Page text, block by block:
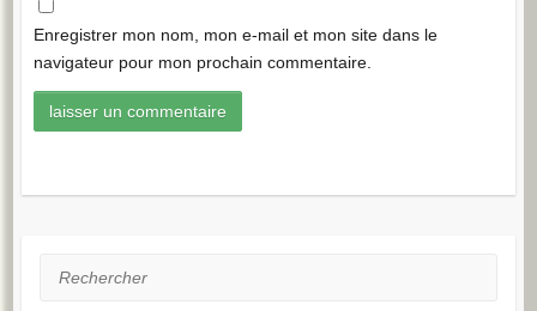
Enregistrer mon nom, mon e-mail et mon site dans le
navigateur pour mon prochain commentaire.
Rechercher